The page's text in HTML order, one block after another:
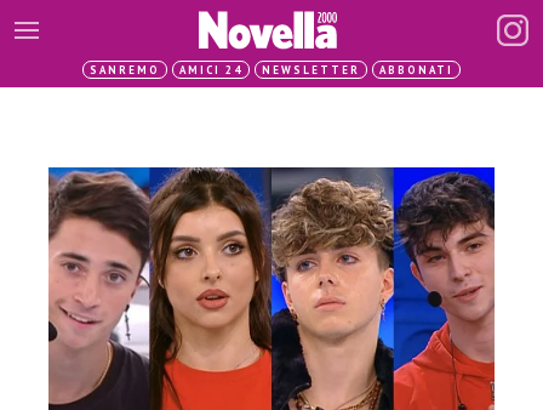
SANREMO AMICI 24 NEWSLETTER ABBONATI